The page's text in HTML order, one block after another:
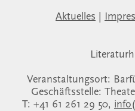
Aktuelles
Veranstaltungsort:
Geschäftsstelle:
T: +41 61 261 29 50,